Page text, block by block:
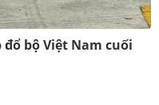
bộ Việt Nam cuối